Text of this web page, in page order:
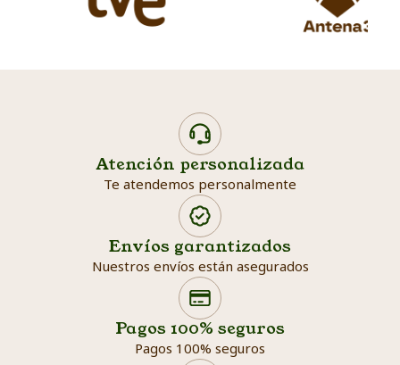
Atención personalizada
Te atendemos personalmente
Envíos garantizados
Nuestros envíos están asegurados
Pagos 100% seguros
Pagos 100% seguros
Search products